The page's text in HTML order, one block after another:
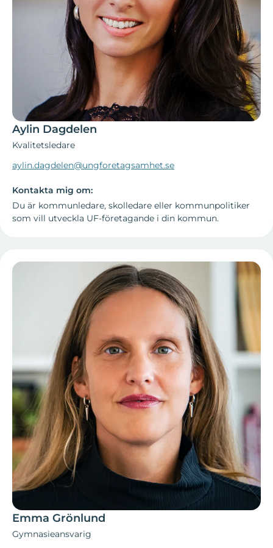
Aylin Dagdelen
Kvalitetsledare
aylin.dagdelen@ungforetagsamhet.se
Kontakta mig om:
Du är kommunledare, skolledare eller kommunpolitiker
som vill utveckla UF-företagande i din kommun.
Emma Grönlund
Gymnasieansvarig